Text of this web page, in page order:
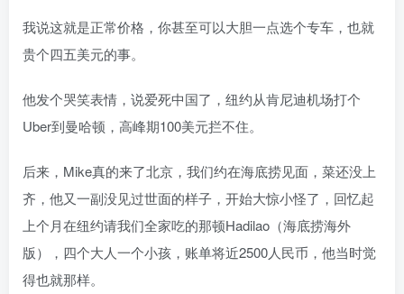
我说这就是正常价格，你甚至可以大胆一点选个专车，也就
贵个四五美元的事。
他发个哭笑表情，说爱死中国了，纽约从肯尼迪机场打个
Uber到曼哈顿，高峰期100美元拦不住。
后来，Mike真的来了北京，我们约在海底捞见面，菜还没上
齐，他又一副没见过世面的样子，开始大惊小怪了，回忆起
上个月在纽约请我们全家吃的那顿Hadilao（海底捞海外
版），四个大人一个小孩，账单将近2500人民币，他当时觉
得也就那样。